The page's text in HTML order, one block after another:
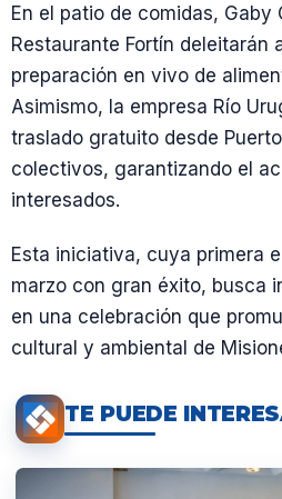
En el patio de comidas, Gaby
Restaurante Fortín deleitarán
preparación en vivo de
Asimismo, la empresa Río
traslado gratuito desde
colectivos, garantizando el
interesados.
Esta iniciativa, cuya primera
marzo con gran éxito, busca
en una celebración que
cultural y ambiental de
TE PUEDE